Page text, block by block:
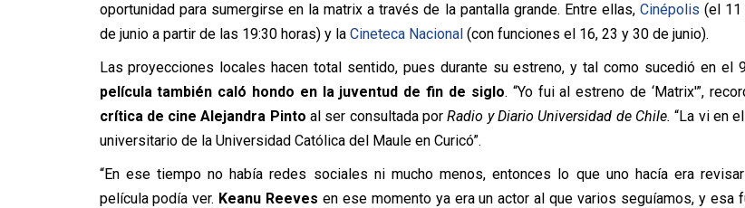
oportunidad para sumergirse en la matrix a través de la pantalla grande. Entre ellas,Cinépolis(el
de junio a partir de las 19:30 horas) y laCineteca Nacional (con funciones el 16, 23 y 30 de junio).
Las proyecciones locales hacen total sentido, pues durante su estreno, y tal como sucedió en el
película también caló hondo en la juventud de fin de siglo. “Yo fui al estreno de ‘Matrix'”,
crítica de cine Alejandra Pinto al ser consultada porRadio y Diario Universidad de Chile.“La vi en
universitario de la Universidad Católica del Maule en Curicó”.
“En ese tiempo no había redes sociales ni mucho menos, entonces lo que uno hacía era
película podía ver. Keanu Reeves en ese momento ya era un actor al que varios seguíamos, y esa